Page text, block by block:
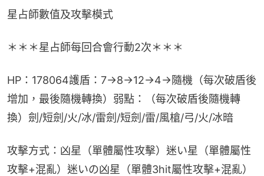
星占師數值及攻擊模式
＊＊＊星占師每回合會行動2次＊＊＊
HP：178064護盾：7→8→12→4→隨機（每次破盾後
增加，最後隨機轉換）弱點：（每次破盾後隨機轉
換）劍/短劍/火/冰/雷劍/短劍/雷/風槍/弓/火/冰暗
攻擊方式：凶星（單體屬性攻擊）迷い星（單體屬性
攻擊+混亂）迷いの凶星（單體3hit屬性攻擊+混亂）